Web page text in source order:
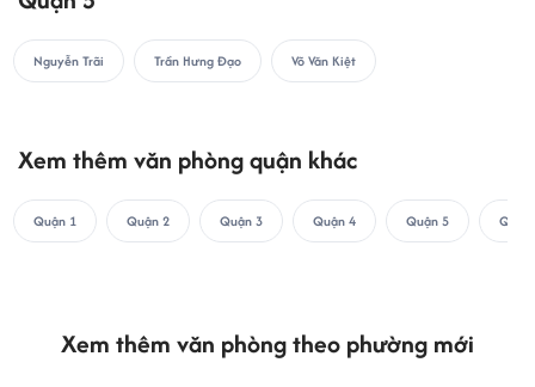
Nguyễn Trãi Trần Hưng Đạo Võ Văn Kiệt
Xem thêm văn phòng quận khác
Quận 1 Quận 2 Quận 3 Quận 4 Quận 5 Quận
Xem thêm văn phòng theo phường mới